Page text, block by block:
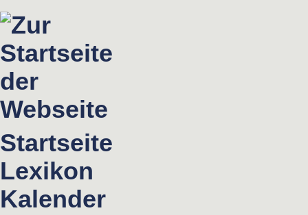
Startseite
Lexikon
Kalender